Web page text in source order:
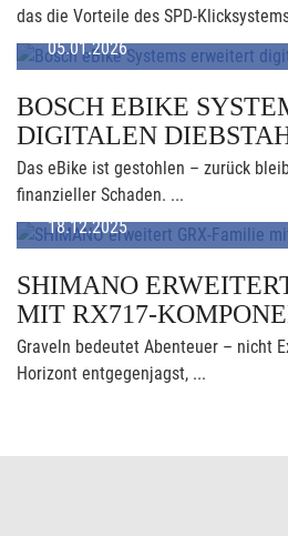
das die Vorteile des SPD-
05.01.2026
BOSCH EBIKE
DIGITALEN
Das eBike ist gestohlen – zurück
finanzieller Schaden. ...
18.12.2025
SHIMANO
MIT RX717-
Graveln bedeutet Abenteuer – nicht
Horizont entgegenjagst, ...